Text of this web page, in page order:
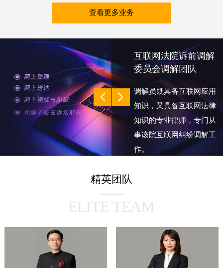
查看更多业务
互联网法院诉前调解
委员会调解团队
调解员既具备互联网应用
知识，又具备互联网法律
知识的专业律师，专门从
事该院互联网纠纷调解工
作。
效便捷的全流程在线纠纷
多元调解工作的“枫桥经
精英团队
ELITE TEAM